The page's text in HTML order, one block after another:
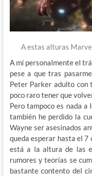
A estas alturas
A mí personalmente el
pese a que tras
Peter Parker adulto con
poco raro tener que
Pero tampoco es nada a
también he perdido la
Wayne ser asesinados
queda esperar hasta el 7
está a la altura de las
rumores y teorías se
bastante contento del